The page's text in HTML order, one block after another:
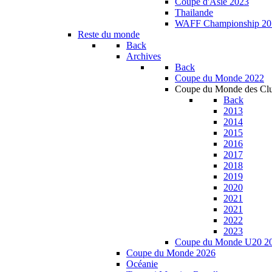
Thailande
WAFF Championship
Reste du monde
Back
Archives
Back
Coupe du Monde 2022
Coupe du Monde des
Back
2013
2014
2015
2016
2017
2018
2019
2020
2021
2021
2022
2023
Coupe du Monde U20
Coupe du Monde 2026
Océanie